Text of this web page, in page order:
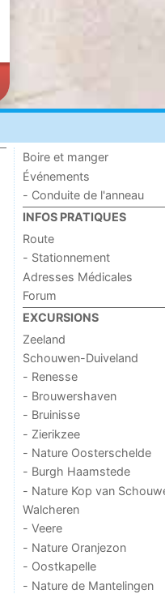
Boire et manger
Événements
- Conduite de l'anneau
INFOS PRATIQUES
Route
- Stationnement
Adresses Médicales
Forum
EXCURSIONS
Zeeland
Schouwen-Duiveland
- Renesse
- Brouwershaven
- Bruinisse
- Zierikzee
- Nature Oosterschelde
- Burgh Haamstede
- Nature Kop van
Walcheren
- Veere
- Nature Oranjezon
- Oostkapelle
- Nature de Mantelingen